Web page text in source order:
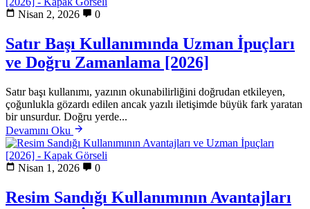
Nisan 2, 2026 0
Satır Başı Kullanımında Uzman İpuçları
ve Doğru Zamanlama [2026]
Satır başı kullanımı, yazının okunabilirliğini doğrudan etkileyen,
çoğunlukla gözardı edilen ancak yazılı iletişimde büyük fark yaratan
bir unsurdur. Doğru yerde...
Devamını Oku
Nisan 1, 2026 0
Resim Sandığı Kullanımının Avantajları